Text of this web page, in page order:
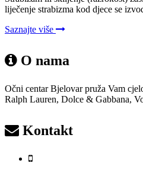
liječenje strabizma kod djece se
Saznajte više
O nama
Očni centar Bjelovar pruža Vam
Ralph Lauren, Dolce & Gabbana,
Kontakt